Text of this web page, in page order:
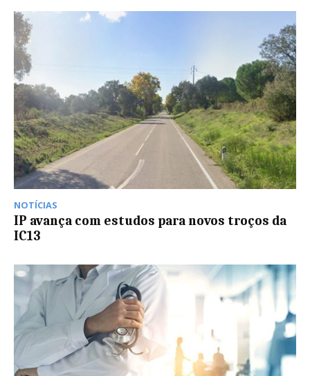
NOTÍCIAS
IP avança com estudos para novos troços da
IC13